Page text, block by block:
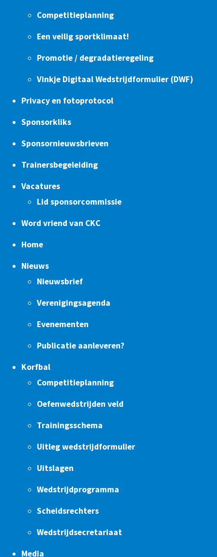
Competitieplanning
Een veilig sportklimaat!
Promotie / degradatieregeling
Vinkje Digitaal Wedstrijdformulier (DWF)
Privacy en fotoprotocol
Sponsorkliks
Sponsornieuwsbrieven
Trainersbegeleiding
Vacatures
Lid sponsorcommissie
Word vriend van CKC
Home
Nieuws
Nieuwsbrief
Verenigingsagenda
Evenementen
Publicatie aanleveren?
Korfbal
Competitieplanning
Oefenwedstrijden veld
Trainingsschema
Uitleg wedstrijdformulier
Uitslagen
Wedstrijdprogramma
Scheidsrechters
Wedstrijdsecretariaat
Media